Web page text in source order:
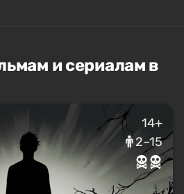
и сериалам в
14+
2–15